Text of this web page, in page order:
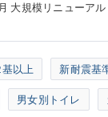
大規模リニューアル
基以上 新耐震基
男女別トイレ